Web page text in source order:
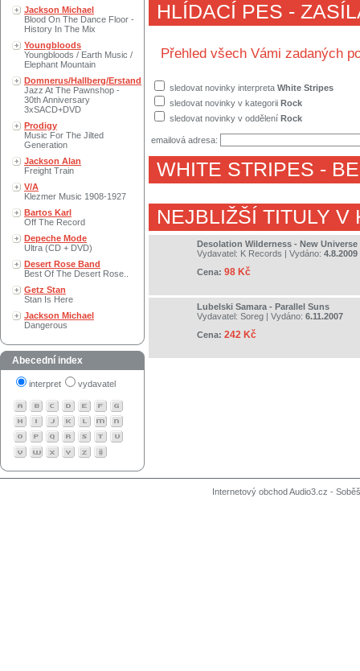
Jackson Michael
Blood On The Dance Floor -
History In The Mix
Youngbloods
Youngbloods / Earth Music /
Elephant Mountain
Domnerus/Hallberg/Erstand
Jazz At The Pawnshop -
30th Anniversary
3xSACD+DVD
Prodigy
Music For The Jilted
Generation
Jackson Alan
Freight Train
V/A
Klezmer Music 1908-1927
Bartos Karl
Off The Record
Depeche Mode
Ultra (CD + DVD)
Desert Rose Band
Best Of The Desert Rose..
Getz Stan
Stan Is Here
Jackson Michael
Dangerous
Abecední index
interpret vydavatel
HLÍDACÍ PES -
Přehled všech Vámi zadaných
sledovat novinky interpreta White Stripes
sledovat novinky v kategorii Rock
sledovat novinky v oddělení Rock
emailová adresa:
WHITE STRIPES -
NEJBLIŽŠÍ TITULY V
Desolation Wilderness - New Universe
Vydavatel: K Records | Vydáno: 4.8.2009
Cena: 98 Kč
Lubelski Samara - Parallel Suns
Vydavatel: Soreg | Vydáno: 6.11.2007
Cena: 242 Kč
Internetový obchod Audio3.cz -